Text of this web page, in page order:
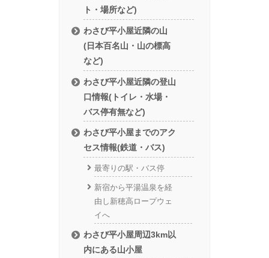
ト・場所など)
わさび平小屋近隣の山
(日本百名山・山の標高
など)
わさび平小屋近隣の登山
口情報(トイレ・水場・
バス停有無など)
わさび平小屋までのアク
セス情報(鉄道・バス)
最寄りの駅・バス停
新宿から平湯温泉を経
由し新穂高ロープウェ
イへ
わさび平小屋周辺3km以
内にある山小屋